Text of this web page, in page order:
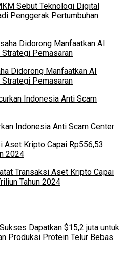
Sebut Teknologi Digital
Penggerak Pertumbuhan
Didorong Manfaatkan AI
Pemasaran
Indonesia Anti Scam Center
Transaksi Aset Kripto Capai
Tahun 2024
Dapatkan $15,2 juta untuk
Produksi Protein Telur Bebas